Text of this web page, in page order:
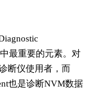
最重要的元素。对
断仪使用者，而
也是诊断NVM数据